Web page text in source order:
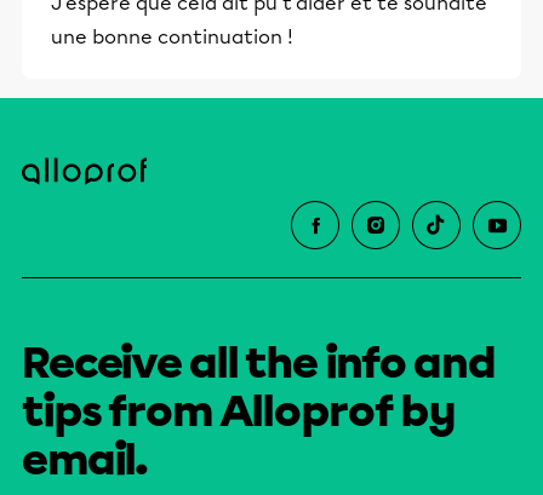
une bonne continuation !
Receive all the info and
tips from Alloprof by
email.